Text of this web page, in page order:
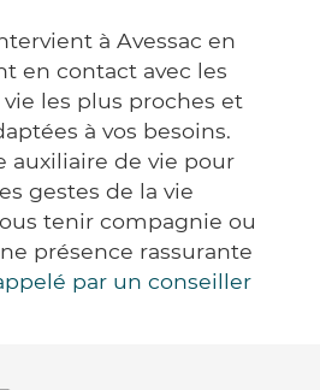
à Avessac en
en contact avec les
les plus proches et
à vos besoins.
auxiliaire de vie pour
gestes de la vie
tenir compagnie ou
présence rassurante
par un conseiller